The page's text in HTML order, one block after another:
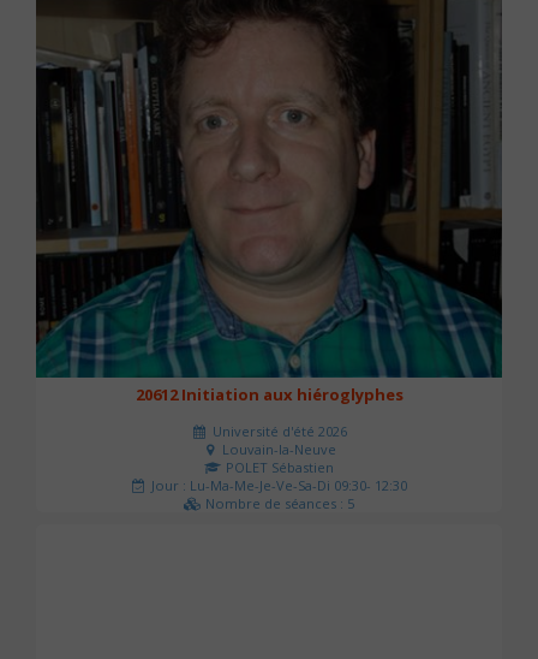
20612 Initiation aux hiéroglyphes
Université d'été 2026
Louvain-la-Neuve
POLET Sébastien
Jour : Lu-Ma-Me-Je-Ve-Sa-Di 09:30- 12:30
Nombre de séances : 5